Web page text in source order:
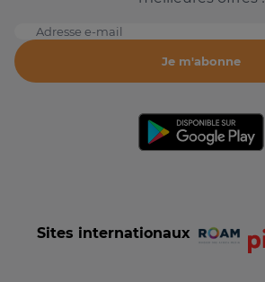
Adresse e-mail
Je m'abonne
Sites internationaux